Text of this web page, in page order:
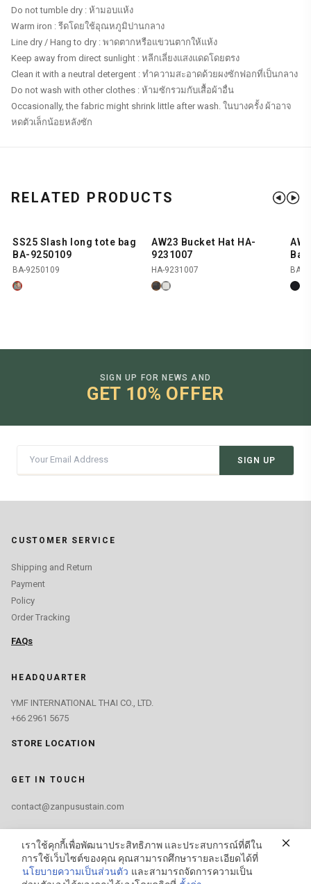
Do not tumble dry : ห้ามอบแห้ง
Warm iron : รีดโดยใช้อุณหภูมิปานกลาง
Line dry / Hang to dry : พาดตากหรือแขวนตากให้แห้ง
Keep away from direct sunlight : หลีกเลี่ยงแสงแดดโดยตรง
Clean it with a neutral detergent : ทำความสะอาดด้วยผงซักฟอกที่เป็นกลาง
Do not wash with other clothes : ห้ามซักรวมกับเสื้อผ้าอื่น
Occasionally, the fabric might shrink little after wash. ในบางครั้ง ผ้าอาจ
หดตัวเล็กน้อยหลังซัก
RELATED PRODUCTS
SHOP NOW
SS25 Slash long tote bag
BA-9250109
BA-9250109
SHOP NOW
AW23 Bucket Hat HA-
9231007
HA-9231007 BA-
SIGN UP FOR NEWS AND
GET 10% OFFER
SIGN UP
CUSTOMER SERVICE
Shipping and Return
Payment
Policy
Order Tracking
FAQs
HEADQUARTER
YMF INTERNATIONAL THAI CO., LTD.
+66 2961 5675
STORE LOCATION
GET IN TOUCH
contact@zanpusustain.com
FIND US ON
เราใช้คุกกี้เพื่อพัฒนาประสิทธิภาพ และประสบการณ์ที่ดีใน
การใช้เว็บไซต์ของคุณ คุณสามารถศึกษารายละเอียดได้ที่
นโยบายความเป็นส่วนตัว และสามารถจัดการความเป็น